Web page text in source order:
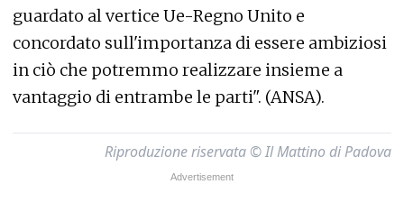
guardato al vertice Ue-Regno Unito e
concordato sull'importanza di essere ambiziosi
in ciò che potremmo realizzare insieme a
vantaggio di entrambe le parti". (ANSA).
Riproduzione riservata © Il Mattino di Padova